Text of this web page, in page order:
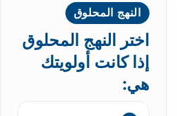
النهج المحلوق
اختر النهج المحلوق
إذا كانت أولويتك
هي: